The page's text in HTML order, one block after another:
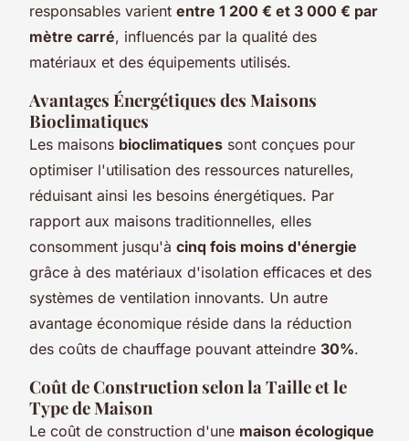
responsables varient entre 1 200 € et 3 000 € par
mètre carré, influencés par la qualité des
matériaux et des équipements utilisés.
Avantages Énergétiques des Maisons
Bioclimatiques
Les maisons bioclimatiques sont conçues pour
optimiser l'utilisation des ressources naturelles,
réduisant ainsi les besoins énergétiques. Par
rapport aux maisons traditionnelles, elles
consomment jusqu'à cinq fois moins d'énergie
grâce à des matériaux d'isolation efficaces et des
systèmes de ventilation innovants. Un autre
avantage économique réside dans la réduction
des coûts de chauffage pouvant atteindre 30%.
Coût de Construction selon la Taille et le
Type de Maison
Le coût de construction d'une maison écologique